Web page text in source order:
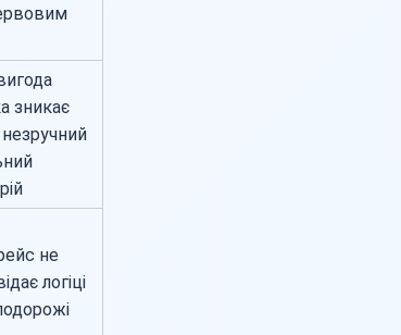
зникає
не
логіці